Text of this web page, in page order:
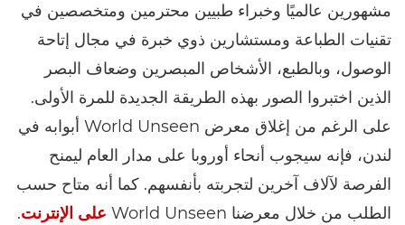
مشهورين عالميًا وخبراء طبيين محترمين ومتخصصين في
تقنيات الطباعة ومستشارين ذوي خبرة في مجال إتاحة
الوصول، وبالطبع، الأشخاص المبصرين وضعاف البصر
الذين اختبروا الصور بهذه الطريقة الجديدة للمرة الأولى.
على الرغم من إغلاق معرض World Unseen أبوابه في
لندن، فإنه سيجوب أنحاء أوروبا على مدار العام ليمنح
الفرصة لآلاف آخرين لتجربته بأنفسهم. كما أنه متاح حسب
الطلب من خلال معرضنا World Unseen
على الإنترنت.